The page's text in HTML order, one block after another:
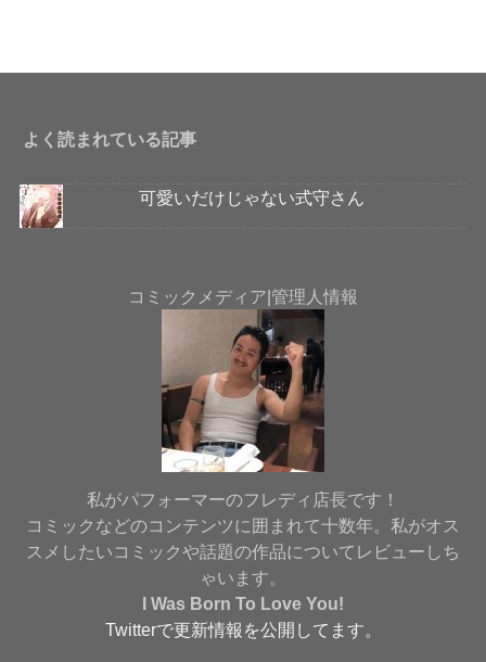
よく読まれている記事
可愛いだけじゃない式守さん
コミックメディア|管理人情報
私がパフォーマーのフレディ店長です！
コミックなどのコンテンツに囲まれて十数年。私がオス
スメしたいコミックや話題の作品についてレビューしち
ゃいます。
I Was Born To Love You!
Twitterで更新情報を公開してます。